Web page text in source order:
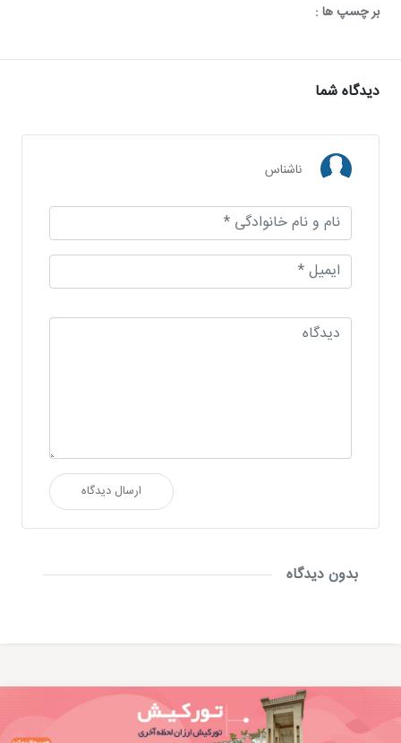
بر چسپ ها :
دیدگاه شما
ناشناس
ارسال دیدگاه
بدون دیدگاه